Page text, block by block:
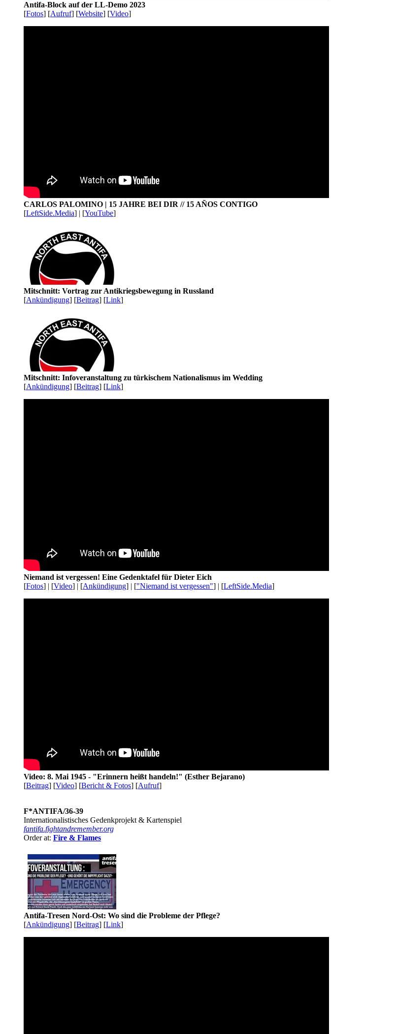
Antifa-Block auf der LL-Demo 2023
[Fotos] [Aufruf] [Website] [Video]
CARLOS PALOMINO | 15 JAHRE BEI DIR // 15 AÑOS CONTIGO
[LeftSide.Media] | [YouTube]
Mitschnitt: Vortrag zur Antikriegsbewegung in Russland
[Ankündigung] [Beitrag] [Link]
Mitschnitt: Infoveranstaltung zu türkischem Nationalismus im Wedding
[Ankündigung] [Beitrag] [Link]
Niemand ist vergessen! Eine Gedenktafel für Dieter Eich
[Fotos] | [Video] | [Ankündigung] | ["Niemand ist vergessen"] | [LeftSide.Media]
Video: 8. Mai 1945 - "Erinnern heißt handeln!" (Esther Bejarano)
[Beitrag] [Video] [Bericht & Fotos] [Aufruf]
F*ANTIFA/36-39
Internationalistisches Gedenkprojekt & Kartenspiel
fantifa.fightandremember.org
Order at: Fire & Flames
Antifa-Tresen Nord-Ost: Wo sind die Probleme der Pflege?
[Ankündigung] [Beitrag] [Link]